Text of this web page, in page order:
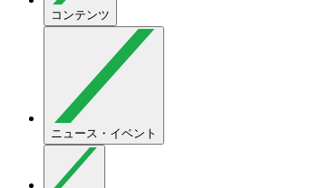
コンテンツ
ニュース・イベント